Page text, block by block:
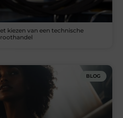
kiezen van een technische
BLOG